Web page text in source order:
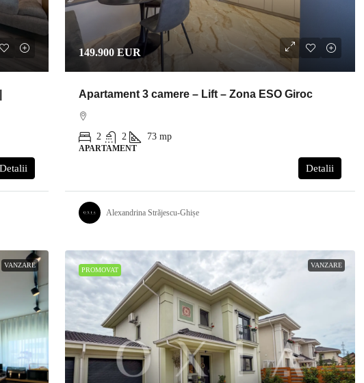
Detalii
149.900 EUR
Apartament 3 camere – Lift – Zona ESO Giroc
2 2 73 mp
APARTAMENT
Detalii
Alexandrina Străjescu-Ghișe
VANZARE
PROMOVAT
VANZARE